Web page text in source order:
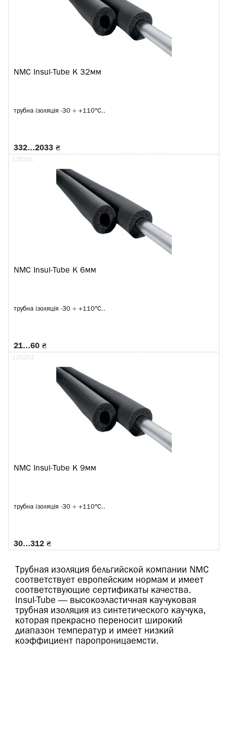
NMC Insul-Tube K 32мм
трубна ізоляція -30 ÷ +110°C..
332…2033 ₴
NMC Insul-Tube K 6мм
трубна ізоляція -30 ÷ +110°C..
120241
21…60 ₴
NMC Insul-Tube K 9мм
трубна ізоляція -30 ÷ +110°C..
120253
30…312 ₴
Трубная изоляция бельгийской компании NMC
соответствует европейским нормам и имеет
соответствующие сертификаты качества.
Insul-Tube — высокоэластичная каучуковая
трубная изоляция из синтетического каучука,
которая прекрасно переносит широкий
диапазон температур и имеет низкий
коэффициент паропроницаемсти.